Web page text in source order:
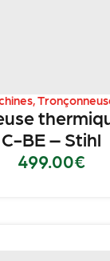
,
C-BE – Stihl
499.00€